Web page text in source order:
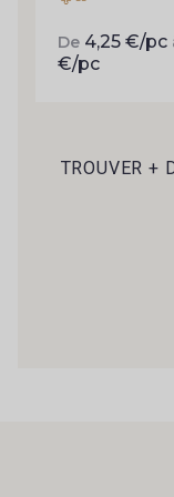
4317/2994 - Bleu
De 4,25 €/pc
€/pc
TROUVER +